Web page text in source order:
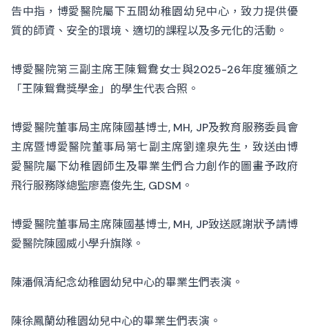
告中指，博愛醫院屬下五間幼稚園幼兒中心，致力提供優
質的師資、安全的環境、適切的課程以及多元化的活動。
博愛醫院第三副主席王陳鴛鴦女士與2025-26年度獲頒之
「王陳鴛鴦獎學金」的學生代表合照。
博愛醫院董事局主席陳國基博士, MH, JP及教育服務委員會
主席暨博愛醫院董事局第七副主席劉達泉先生，致送由博
愛醫院屬下幼稚園師生及畢業生們合力創作的圖畫予政府
飛行服務隊總監廖嘉俊先生, GDSM。
博愛醫院董事局主席陳國基博士, MH, JP致送感謝狀予請博
愛醫院陳國威小學升旗隊。
陳潘佩清紀念幼稚園幼兒中心的畢業生們表演。
陳徐鳳蘭幼稚園幼兒中心的畢業生們表演。